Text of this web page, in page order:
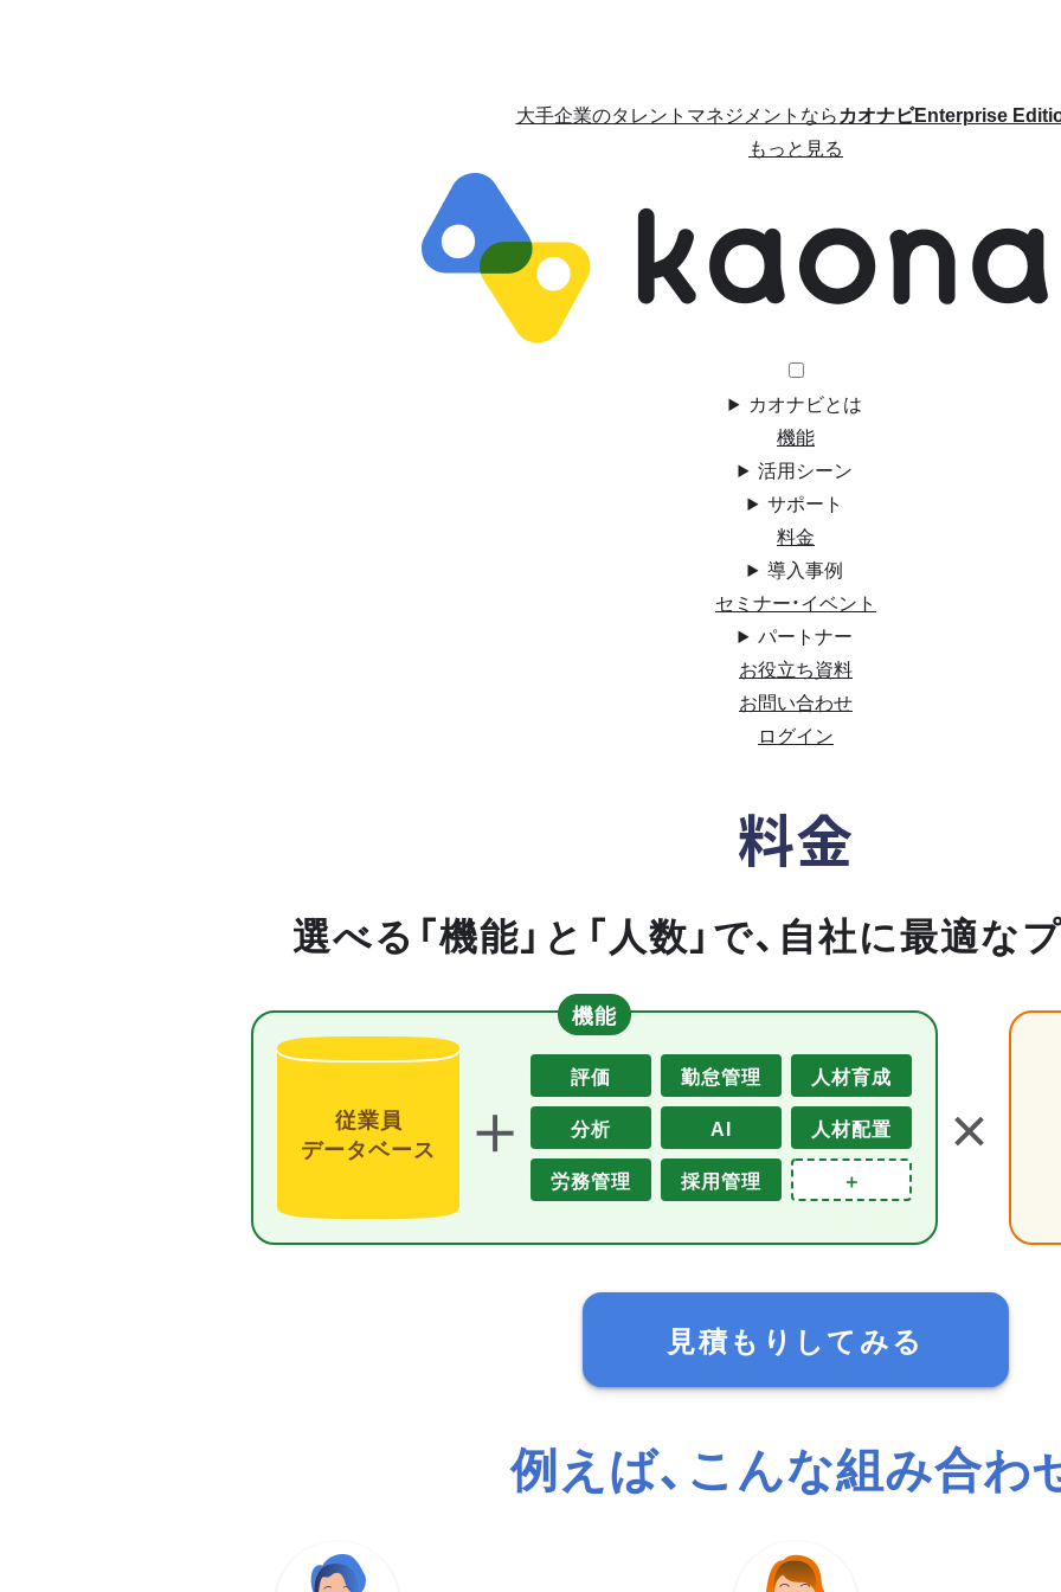
大手企業のタレントマネジメントならカオナビEnterprise
もっと見る
カオナビとは
機能
活用シーン
サポート
料金
導入事例
セミナー・イベント
パートナー
お役立ち資料
お問い合わせ
ログイン
料金
選べる「機能」と「人数」で、自社に最適な
機能
従業員
データベース
＋
評価 勤怠管理
人材育成
分析
AI
人材配置
労務管理
採用管理 ＋ ＋
見積もりしてみる
例えば、こんな組み合わ